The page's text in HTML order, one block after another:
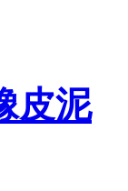
皮泥